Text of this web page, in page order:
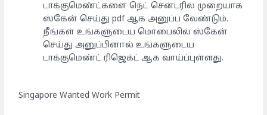
டாக்குமெண்ட்களை நெட் சென்டரில் முறையாக
ஸ்கேன் செய்து pdf ஆக அனுப்ப வேண்டும்.
நீங்கள் உங்களுடைய மொபைலில் ஸ்கேன்
செய்து அனுப்பினால் உங்களுடைய
டாக்குமெண்ட் ரிஜெக்ட் ஆக வாய்ப்புள்ளது.
Singapore Wanted Work Permit